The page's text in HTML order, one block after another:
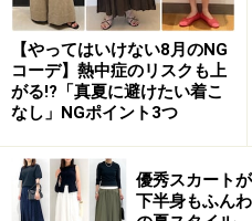
素材感が軽やかなので、ま
せて春らしさも意識したコ
ュアルなカットソーからき
合わせるなど着まわし度も
スカート自体がフェミニン
【やってはいけない8月のNG
コーデ】熱中症のリスクも上
がる!?「真夏に避けたい着こ
なし」NGポイント3つ
優秀スカート
下半身もふん